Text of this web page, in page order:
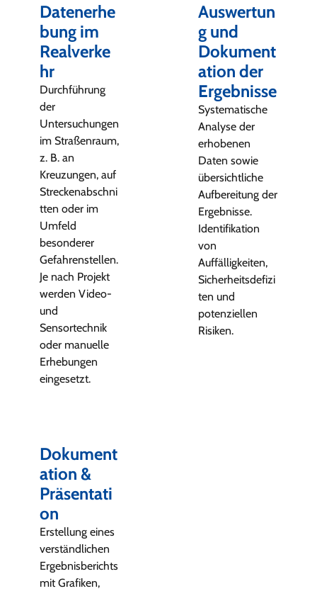
Datenerhe
bung im
Realverke
hr
Durchführung
der
Untersuchungen
im Straßenraum,
z. B. an
Kreuzungen, auf
Streckenabschni
tten oder im
Umfeld
besonderer
Gefahrenstellen.
Je nach Projekt
werden Video-
und
Sensortechnik
oder manuelle
Erhebungen
eingesetzt.
Auswertun
g und
Dokument
ation der
Ergebnisse
Systematische
Analyse der
erhobenen
Daten sowie
übersichtliche
Aufbereitung der
Ergebnisse.
Identifikation
von
Auffälligkeiten,
Sicherheitsdefizi
ten und
potenziellen
Risiken.
Dokument
ation &
Präsentati
on
Erstellung eines
verständlichen
Ergebnisberichts
mit Grafiken,